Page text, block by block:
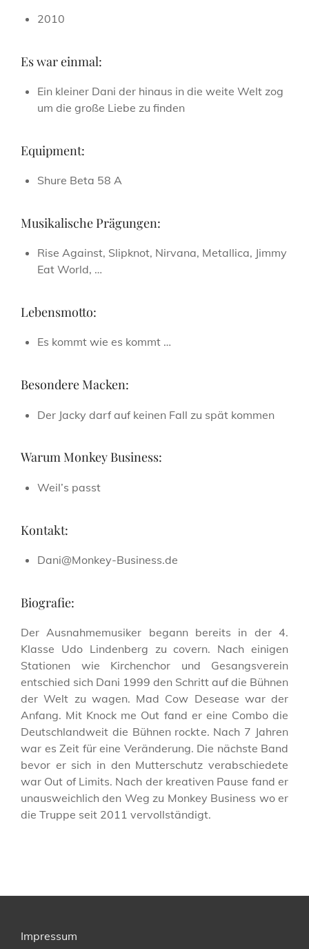
2010
Es war einmal:
Ein kleiner Dani der hinaus in die weite Welt zog
um die große Liebe zu finden
Equipment:
Shure Beta 58 A
Musikalische Prägungen:
Rise Against, Slipknot, Nirvana, Metallica, Jimmy
Eat World, …
Lebensmotto:
Es kommt wie es kommt …
Besondere Macken:
Der Jacky darf auf keinen Fall zu spät kommen
Warum Monkey Business:
Weil’s passt
Kontakt:
Dani@Monkey-Business.de
Biografie:
Der Ausnahmemusiker begann bereits in der 4.
Klasse Udo Lindenberg zu covern. Nach einigen
Stationen wie Kirchenchor und Gesangsverein
entschied sich Dani 1999 den Schritt auf die Bühnen
der Welt zu wagen. Mad Cow Desease war der
Anfang. Mit Knock me Out fand er eine Combo die
Deutschlandweit die Bühnen rockte. Nach 7 Jahren
war es Zeit für eine Veränderung. Die nächste Band
bevor er sich in den Mutterschutz verabschiedete
war Out of Limits. Nach der kreativen Pause fand er
unausweichlich den Weg zu Monkey Business wo er
die Truppe seit 2011 vervollständigt.
Impressum